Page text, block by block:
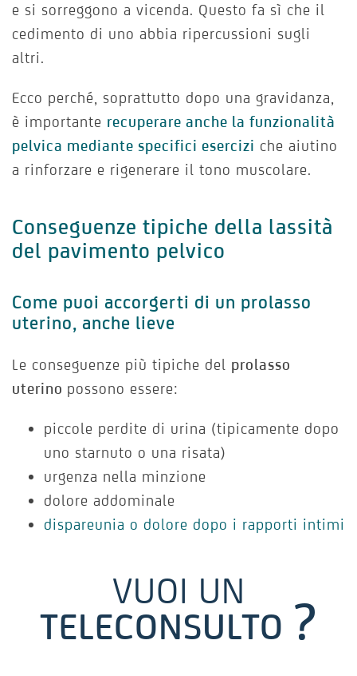
e si sorreggono a vicenda. Questo fa sì che il
cedimento di uno abbia ripercussioni sugli
altri.
Ecco perché, soprattutto dopo una gravidanza,
è importante recuperare anche la funzionalità
pelvica mediante specifici esercizi che aiutino
a rinforzare e rigenerare il tono muscolare.
Conseguenze tipiche della lassità
del pavimento pelvico
Come puoi accorgerti di un prolasso
uterino, anche lieve
Le conseguenze più tipiche del prolasso
uterino possono essere:
piccole perdite di urina (tipicamente dopo
uno starnuto o una risata)
urgenza nella minzione
dolore addominale
dispareunia o dolore dopo i rapporti intimi
VUOI UN
TELECONSULTO ?